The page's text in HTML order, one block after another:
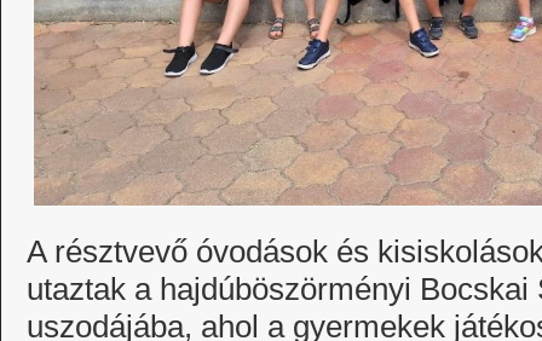
A résztvevő óvodások és
utaztak a hajdúböszörményi
uszodájába, ahol a gyermekek